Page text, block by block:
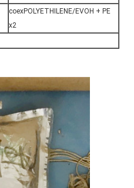
coexPOLYETHILENE/EVOH + PE
x2